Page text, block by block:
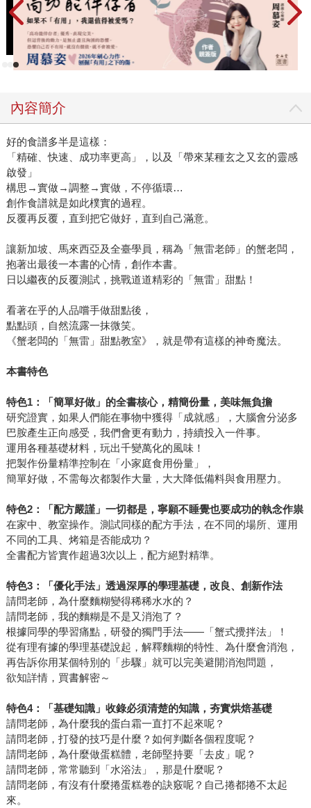
內容簡介
好的食譜多半是這樣：
「精確、快速、成功率更高」，以及「帶來某種玄之又玄的靈感
啟發」
構思→實做→調整→實做，不停循環…
創作食譜就是如此樸實的過程。
反覆再反覆，直到把它做好，直到自己滿意。
讓新加坡、馬來西亞及全臺學員，稱為「無雷老師」的蟹老闆，
抱著出最後一本書的心情，創作本書。
日以繼夜的反覆測試，挑戰道道精彩的「無雷」甜點！
看著在乎的人品嚐手做甜點後，
點點頭，自然流露一抹微笑。
《蟹老闆的「無雷」甜點教室》，就是帶有這樣的神奇魔法。
本書特色
特色1：「簡單好做」的全書核心，精簡份量，美味無負擔
研究證實，如果人們能在事物中獲得「成就感」，大腦會分泌多
巴胺產生正向感受，我們會更有動力，持續投入一件事。
運用各種基礎材料，玩出千變萬化的風味！
把製作份量精準控制在「小家庭食用份量」，
簡單好做，不需每次都製作大量，大大降低備料與食用壓力。
特色2：「配方嚴謹」一切都是，寧願不睡覺也要成功的執念作祟
在家中、教室操作。測試同樣的配方手法，在不同的場所、運用
不同的工具、烤箱是否能成功？
全書配方皆實作超過3次以上，配方絕對精準。
特色3：「優化手法」透過深厚的學理基礎，改良、創新作法
請問老師，為什麼麵糊變得稀稀水水的？
請問老師，我的麵糊是不是又消泡了？
根據同學的學習痛點，研發的獨門手法——「蟹式攪拌法」！
從有理有據的學理基礎說起，解釋麵糊的特性、為什麼會消泡，
再告訴你用某個特別的「步驟」就可以完美避開消泡問題，
欲知詳情，買書解密～
特色4：「基礎知識」收錄必須清楚的知識，夯實烘焙基礎
請問老師，為什麼我的蛋白霜一直打不起來呢？
請問老師，打發的技巧是什麼？如何判斷各個程度呢？
請問老師，為什麼做蛋糕體，老師堅持要「去皮」呢？
請問老師，常常聽到「水浴法」，那是什麼呢？
請問老師，有沒有什麼捲蛋糕卷的訣竅呢？自己捲都捲不太起
來。